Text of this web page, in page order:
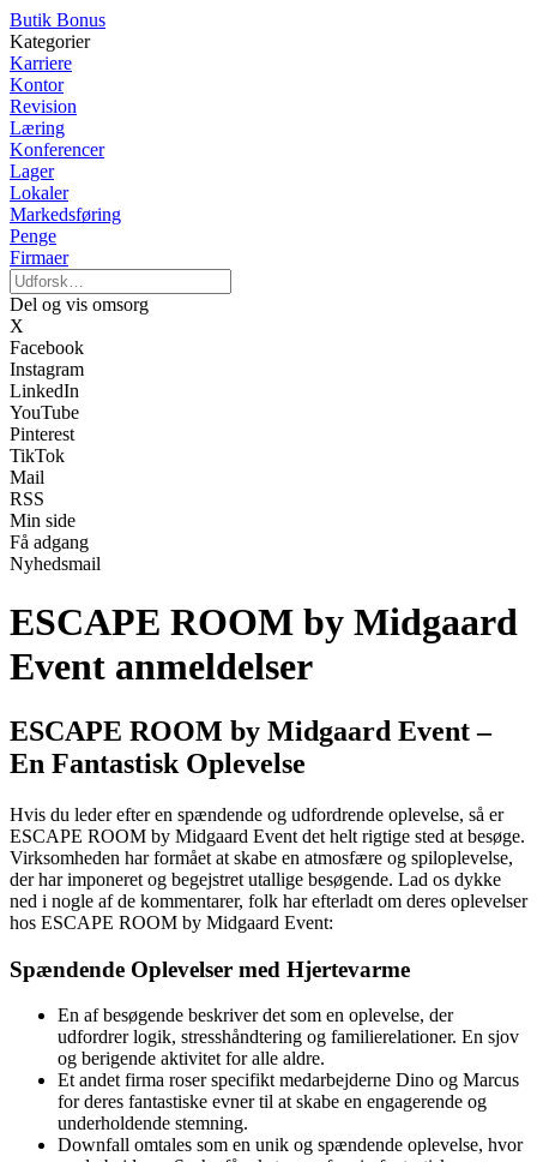
Butik Bonus
Kategorier
Karriere
Kontor
Revision
Læring
Konferencer
Lager
Lokaler
Markedsføring
Penge
Firmaer
Del og vis omsorg
X
Facebook
Instagram
LinkedIn
YouTube
Pinterest
TikTok
Mail
RSS
Min side
Få adgang
Nyhedsmail
ESCAPE ROOM by Midgaard
Event anmeldelser
ESCAPE ROOM by Midgaard Event –
En Fantastisk Oplevelse
Hvis du leder efter en spændende og udfordrende oplevelse, så er
ESCAPE ROOM by Midgaard Event det helt rigtige sted at besøge.
Virksomheden har formået at skabe en atmosfære og spiloplevelse,
der har imponeret og begejstret utallige besøgende. Lad os dykke
ned i nogle af de kommentarer, folk har efterladt om deres oplevelser
hos ESCAPE ROOM by Midgaard Event:
Spændende Oplevelser med Hjertevarme
En af besøgende beskriver det som en oplevelse, der
udfordrer logik, stresshåndtering og familierelationer. En sjov
og berigende aktivitet for alle aldre.
Et andet firma roser specifikt medarbejderne Dino og Marcus
for deres fantastiske evner til at skabe en engagerende og
underholdende stemning.
Downfall omtales som en unik og spændende oplevelse, hvor